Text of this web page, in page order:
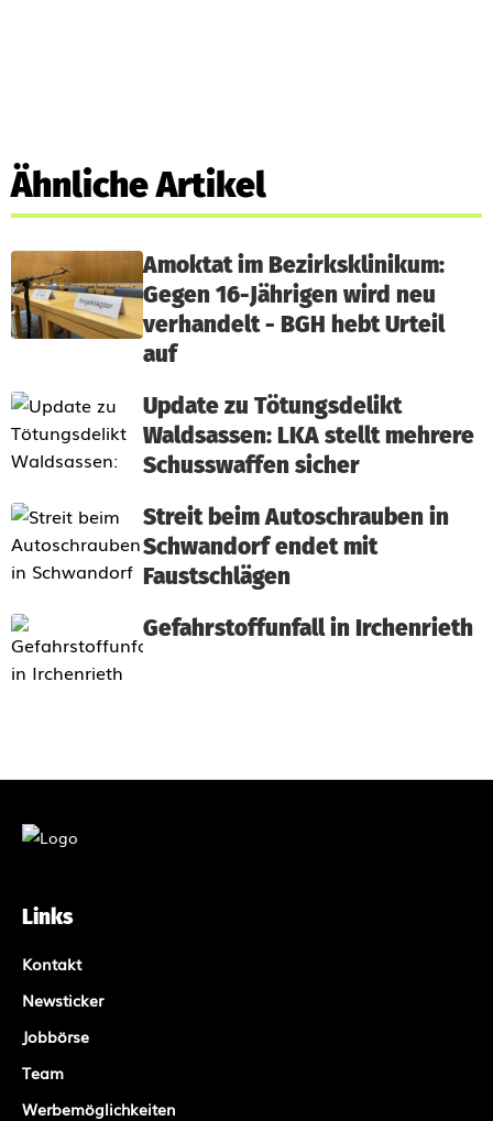
Ähnliche Artikel
Amoktat im Bezirksklinikum:
Gegen 16-Jährigen wird neu
verhandelt - BGH hebt Urteil
auf
Update zu Tötungsdelikt
Waldsassen: LKA stellt mehrere
Schusswaffen sicher
Streit beim Autoschrauben in
Schwandorf endet mit
Faustschlägen
Gefahrstoffunfall in Irchenrieth
Links
Kontakt
Newsticker
Jobbörse
Team
Werbemöglichkeiten